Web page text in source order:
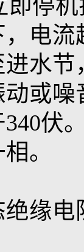
不
水泵
转而
出水
超过
机查
机接
上引